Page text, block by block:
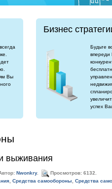
Вы
Бизнес
Будьте
впереди
успех
выживания
Nwonkry.
Просмотров: 6132.
, Средства самообороны Средства